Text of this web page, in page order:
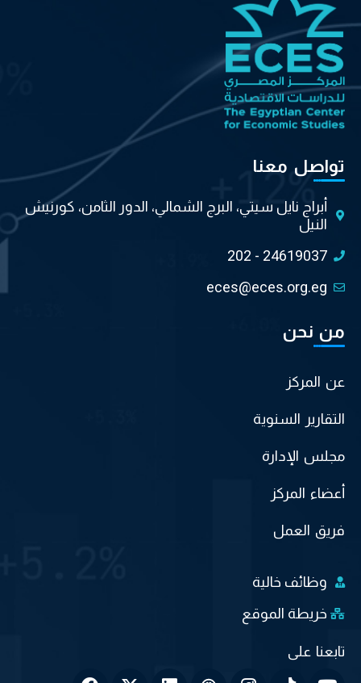
تواصل معنا
أبراج نايل سيتي، البرج الشمالي، الدور الثامن، كورنيش
النيل
202 - 24619037
eces@eces.org.eg
من نحن
عن المركز
التقارير السنوية
مجلس الإدارة
أعضاء المركز
فريق العمل
وظائف خالية
خريطة الموقع